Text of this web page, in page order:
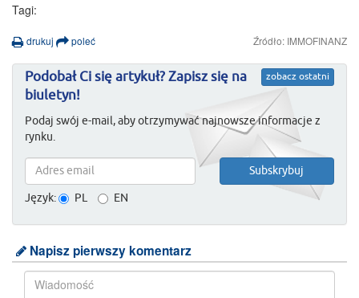
Tagi:
drukuj poleć Źródło: IMMOFINANZ
zobacz ostatni
Podobał Ci się artykuł? Zapisz się na
biuletyn!
Podaj swój e-mail, aby otrzymywać najnowsze informacje z
rynku.
Język: PL EN
Napisz pierwszy komentarz